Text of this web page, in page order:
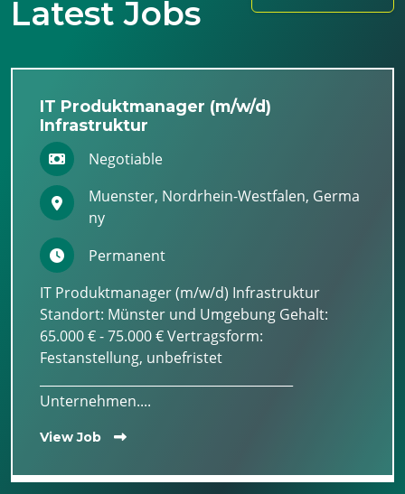
Latest Jobs
IT Produktmanager (m/w/d)
Infrastruktur
Negotiable
Muenster, Nordrhein-Westfalen, Germa
ny
Permanent
IT Produktmanager (m/w/d) Infrastruktur
Standort: Münster und Umgebung Gehalt:
65.000 € - 75.000 € Vertragsform:
Festanstellung, unbefristet
Unternehmen....
View Job